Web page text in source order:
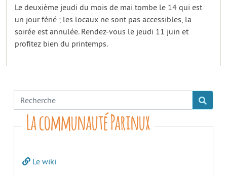
Le deuxième jeudi du mois de mai tombe le 14 qui est
un jour férié ; les locaux ne sont pas accessibles, la
soirée est annulée. Rendez-vous le jeudi 11 juin et
profitez bien du printemps.
La communauté Parinux
Le wiki